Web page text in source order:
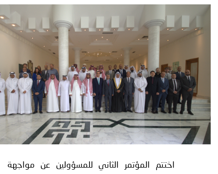
إنجازات
توعوية
الخدمات
الإلكترونية
صور
أصداء
الأمانة
إعلانات
من
نحن
اتصل
بنا
اختتم المؤتمر الثاني للمسؤولين عن مواجهة